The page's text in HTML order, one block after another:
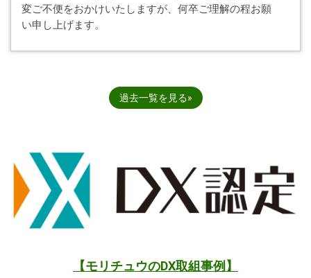
変ご不便をおかけいたしますが、何卒ご理解の程お願
い申し上げます。
過去一覧を見る
【モリチュウのDX取組事例】